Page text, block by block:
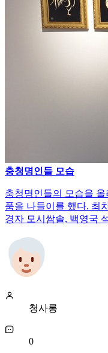
충청명인들 모습
충청명인들의 모습을
품을 나들이를 했다. 최
경자 모시쌈솔, 백영국
청사롱
0